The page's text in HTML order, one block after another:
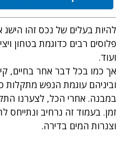
להיות בעלים של נכס זהו הישג
פלוסים רבים כדוגמת בטחון
ועוד.
אך כמו בכל דבר אחר בחיים,
וביניהם עוגמת הנפש מתקלות
במבנה. אחרי הכל, לצערנו
זמן. בעמוד זה נרחיב ונתייחס
וצנרות המים בדירה.